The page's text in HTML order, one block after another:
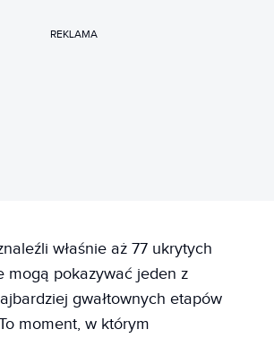
REKLAMA
właśnie aż 77 ukrytych
mogą pokazywać jeden z
gwałtownych etapów
moment, w którym